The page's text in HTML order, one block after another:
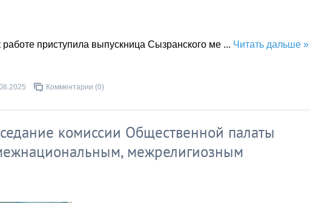
приступила выпускница Сызранского ме ... Читать дальше »
Комментарии (0)
комиссии Общественной палаты
межрелигиозным